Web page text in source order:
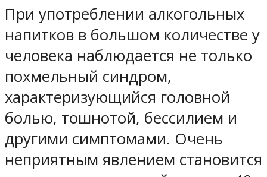
При употреблении алкогольных
напитков в большом количестве у
человека наблюдается не только
похмельный синдром,
характеризующийся головной
болью, тошнотой, бессилием и
другими симптомами. Очень
неприятным явлением становится